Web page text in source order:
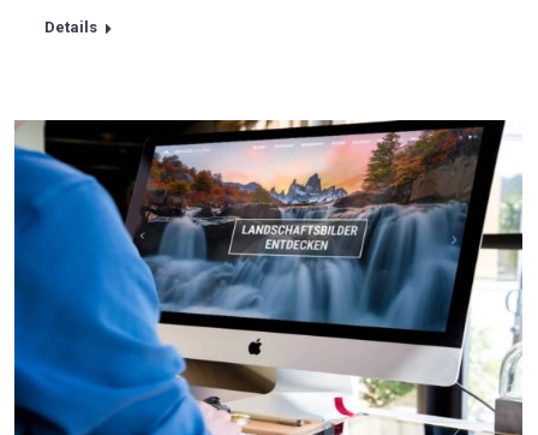
Details